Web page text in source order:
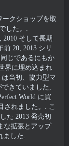
ークショップを取
した。.
2010 そして長期
20, 2013 シリ
じであるにもか
界に埋め込まれ
は当初、協力型マ
きていました,
World に買
されました。. こ
た 2013 発売初
な拡張とアップ
ました.